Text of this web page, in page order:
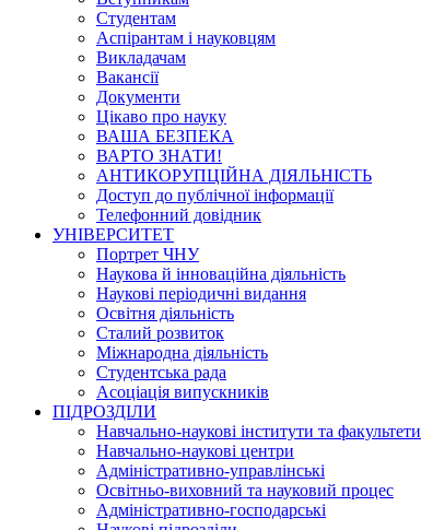
Студентам
Аспірантам і науковцям
Викладачам
Вакансії
Документи
Цікаво про науку
ВАША БЕЗПЕКА
ВАРТО ЗНАТИ!
АНТИКОРУПЦІЙНА ДІЯЛЬНІСТЬ
Доступ до публічної інформації
Телефонний довідник
УНІВЕРСИТЕТ
Портрет ЧНУ
Наукова й інноваційна діяльність
Наукові періодичні видання
Освітня діяльність
Сталий розвиток
Міжнародна діяльність
Студентська рада
Асоціація випускників
ПІДРОЗДІЛИ
Навчально-наукові інститути та факультети
Навчально-наукові центри
Адміністративно-управлінські
Освітньо-виховний та науковий процес
Адміністративно-господарські